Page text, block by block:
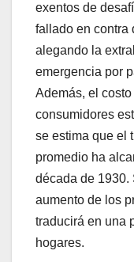
exentos de
fallado en contra
alegando la
emergencia por
Además, el
consumidores
se estima que el
promedio ha
década de 1930.
aumento de los
traducirá en una
hogares.